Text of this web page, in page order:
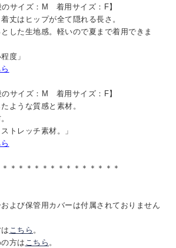
サイズ：M 着用サイズ：F】
丈はヒップが全て隠れる長さ。
した生地感。軽いので夏まで着用できま
度」
サイズ：M 着用サイズ：F】
ような質感と素材。
トレッチ素材。」
＊＊＊＊＊＊＊＊＊＊＊＊＊＊
よび保管用カバーは付属されておりません
こちら 。
方は こちら 。